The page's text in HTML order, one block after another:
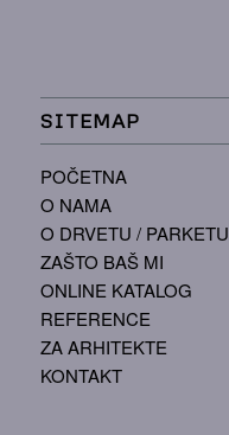
SITEMAP
POČETNA
O NAMA
O DRVETU / PARKETU
ZAŠTO BAŠ MI
ONLINE KATALOG
REFERENCE
ZA ARHITEKTE
KONTAKT